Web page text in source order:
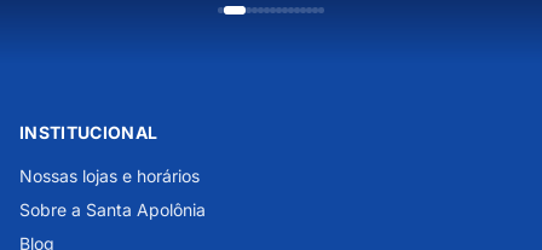
INSTITUCIONAL
Nossas lojas e horários
Sobre a Santa Apolônia
Blog